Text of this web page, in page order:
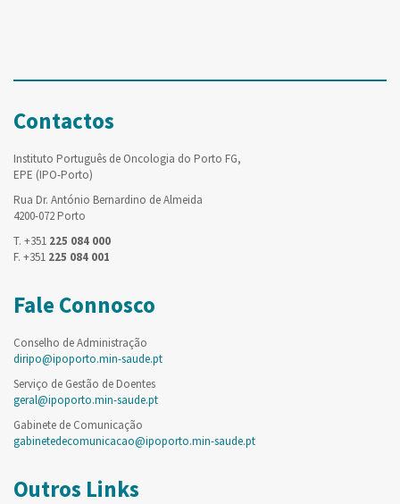
Contactos
Instituto Português de Oncologia do Porto FG,
EPE (IPO-Porto)
Rua Dr. António Bernardino de Almeida
4200-072 Porto
T. +351 225 084 000
F. +351 225 084 001
Fale Connosco
Conselho de Administração
diripo@ipoporto.min-saude.pt
Serviço de Gestão de Doentes
geral@ipoporto.min-saude.pt
Gabinete de Comunicação
gabinetedecomunicacao@ipoporto.min-saude.pt
Outros Links